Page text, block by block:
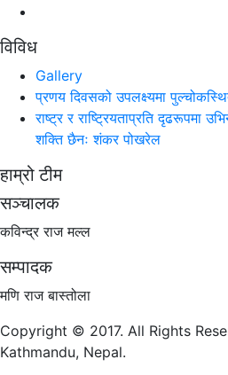
विविध
Gallery
प्रणय दिवसको उपलक्ष्यमा
राष्ट्र र राष्ट्रियताप्रति दृढरूपमा
शक्ति छैनः शंकर पोखरेल
हाम्रो टीम
सञ्चालक
कविन्द्र राज मल्ल
सम्पादक
मणि राज बास्तोला
Copyright © 2017. All Rights
Kathmandu, Nepal.